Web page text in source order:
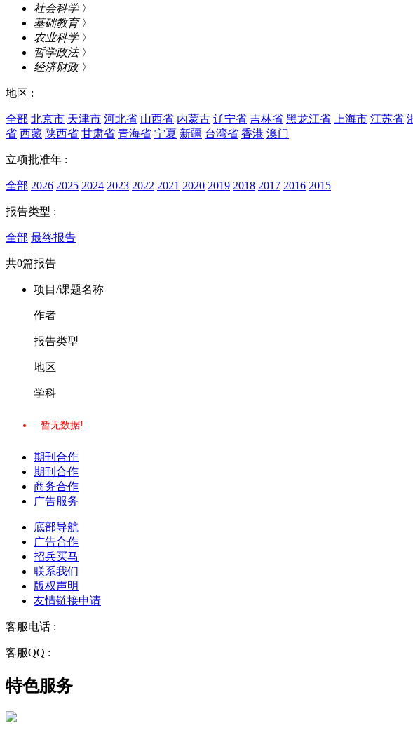
社会科学 〉
基础教育 〉
农业科学 〉
哲学政法 〉
经济财政 〉
地区 :
全部 北京市 天津市 河北省 山西省 内蒙古 辽宁省 吉林省 黑龙江省 上海市 江苏省
省 西藏 陕西省 甘肃省 青海省 宁夏 新疆 台湾省 香港 澳门
立项批准年 :
全部 2026 2025 2024 2023 2022 2021 2020 2019 2018 2017 2016 2015
报告类型 :
全部 最终报告
共0篇报告
项目/课题名称
作者
报告类型
地区
学科
暂无数据!
期刊合作
期刊合作
商务合作
广告服务
底部导航
广告合作
招兵买马
联系我们
版权声明
友情链接申请
客服电话 :
客服QQ :
特色服务